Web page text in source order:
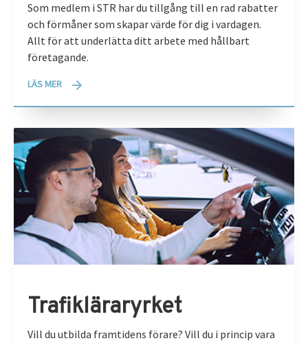
Som medlem i STR har du tillgång till en rad rabatter
och förmåner som skapar värde för dig i vardagen.
Allt för att underlätta ditt arbete med hållbart
företagande.
LÄS MER
Trafikläraryrket
Vill du utbilda framtidens förare? Vill du i princip vara